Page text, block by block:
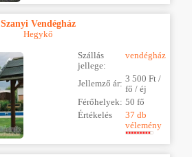
Szanyi Vendégház
Hegykő
Szállás
jellege:
vendégház
Jellemző ár: 3 500 Ft /
fő / éj
Férőhelyek: 50 fő
Értékelés
37 db
vélemény